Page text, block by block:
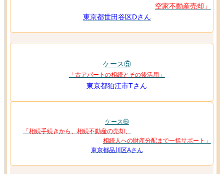
空家不動産売却」
東京都世田谷区Dさん
ケース⑤
「古アパートの相続とその後活用」
東京都狛江市Tさん
ケース⑥
「相続手続きから、相続不動産の売却、
相続人への財産分配まで一括サポート」
東京都品川区Aさん